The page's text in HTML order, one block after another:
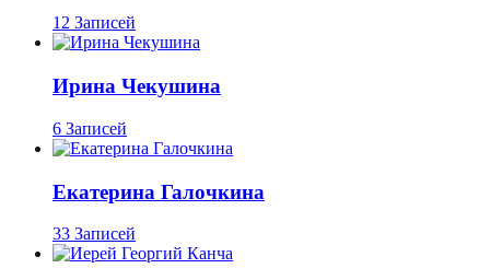
12 Записей
Ирина Чекушина
6 Записей
Екатерина Галочкина
33 Записей